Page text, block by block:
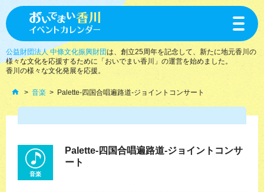
toggle
公益財団法人 中條文化振興財団は、創立25周年を記念して、新たに地元香川の
様々な文化を応援するために「おいでまい香川」の運営を始めました。
香川の様々な文化発展を応援。
音楽 Palette-四国合唱遍路道-ジョイントコンサート
音楽
Palette-四国合唱遍路道-ジョイントコンサ
ート